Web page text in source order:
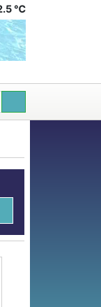
℃